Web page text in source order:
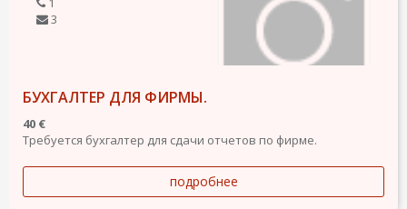
3
БУХГАЛТЕР ДЛЯ ФИРМЫ.
40 €
Требуется бухгалтер для сдачи отчетов по фирме.
подробнее